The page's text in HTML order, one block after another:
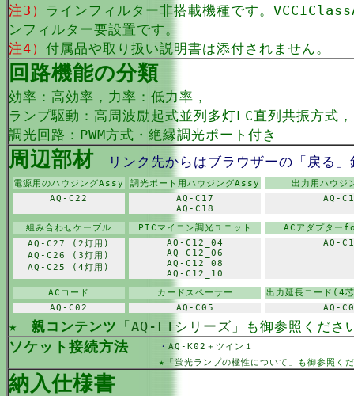
注3） ラインフィルター非搭載機種です。
ンフィルター要設置です。
注4） 付属品や取り扱い説明書は添付されません。
回路機能の分類
効率：高効率，力率：低力率，
ランプ駆動：高周波励起式並列多灯LC直列共振方式
調光回路：PWM方式・絶縁調光ポート付き
周辺部材 リンク先からはブラウザーの「戻る」
電源用のハウジングAssy 調光ポート用ハウジングAssy
出力用ハウジ
AQ-C22
AQ-C17
AQ-C18
AQ-
組み合わせケーブル PICマイコン調光ユニット
ACアダプター
AQ-C27 (2灯用)
AQ-C26 (3灯用)
AQ-C25 (4灯用)
AQ-C12_04
AQ-C12_06
AQ-C12_08
AQ-C12_10
AQ-
ACコード カードスペーサー
出力延長コード(4
AQ-C02
AQ-C05 AQ-
★ 親コンテンツ 「AQ-FTシリーズ」 も御参照くださ
ソケット接続方法 ・ AQ-K02＋ツイン１
★
「蛍光ランプの極性について」 も御参照く
納入仕様書